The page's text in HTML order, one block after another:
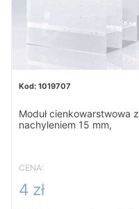
1019707
Moduł cienkowarstwowa z
nachyleniem 15 mm,
CENA:
4 zł